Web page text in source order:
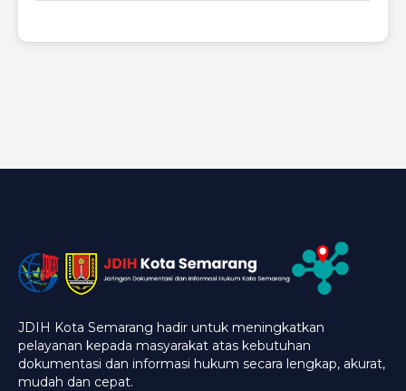
JDIH Kota Semarang hadir untuk meningkatkan
pelayanan kepada masyarakat atas kebutuhan
dokumentasi dan informasi hukum secara lengkap, akurat,
mudah dan cepat.